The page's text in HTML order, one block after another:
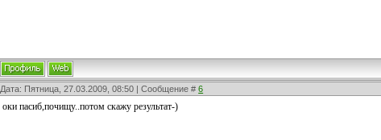
Дата: Пятница, 27.03.2009, 08:50 | Сообщение #6
оки пасиб,почищу..потом скажу результат-)